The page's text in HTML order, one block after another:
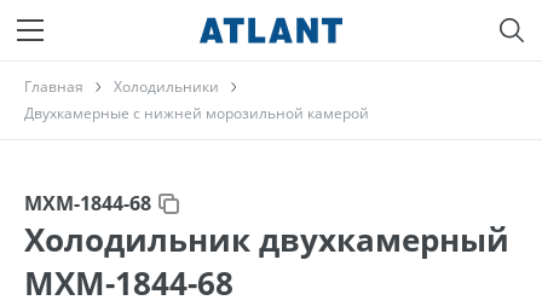
Главная
Холодильники
Двухкамерные с нижней морозильной камерой
МХМ-1844-68
Холодильник двухкамерный
МХМ-1844-68